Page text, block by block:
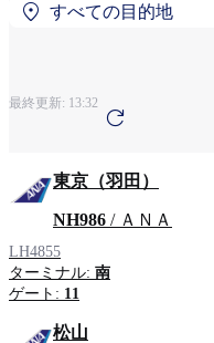
すべての目的地
よく検索されている目的地
青森
最終更新: 13:32
東京（羽田）
NH986 / ＡＮＡ
LH4855
ターミナル: 南
ゲート: 11
松山